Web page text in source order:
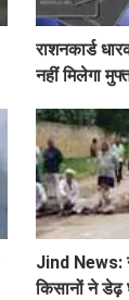
राशनकार्ड
नहीं मिलेगा
Jind News:
किसानों ने डेढ़